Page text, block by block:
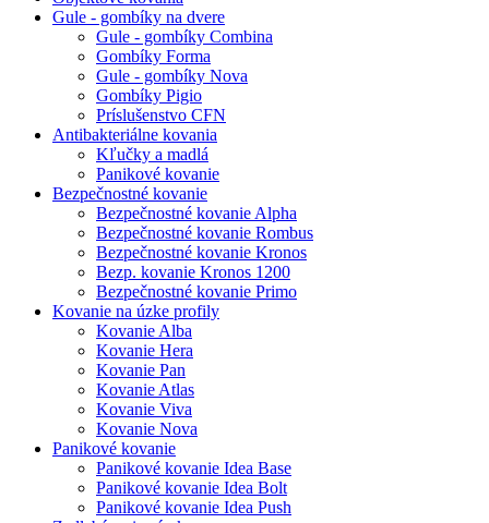
Gule - gombíky na dvere
Gule - gombíky Combina
Gombíky Forma
Gule - gombíky Nova
Gombíky Pigio
Príslušenstvo CFN
Antibakteriálne kovania
Kľučky a madlá
Panikové kovanie
Bezpečnostné kovanie
Bezpečnostné kovanie Alpha
Bezpečnostné kovanie Rombus
Bezpečnostné kovanie Kronos
Bezp. kovanie Kronos 1200
Bezpečnostné kovanie Primo
Kovanie na úzke profily
Kovanie Alba
Kovanie Hera
Kovanie Pan
Kovanie Atlas
Kovanie Viva
Kovanie Nova
Panikové kovanie
Panikové kovanie Idea Base
Panikové kovanie Idea Bolt
Panikové kovanie Idea Push